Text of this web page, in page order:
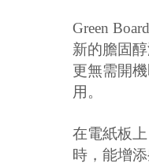
Green
新的膽固
更無需開
用。
在電紙板
時，能增